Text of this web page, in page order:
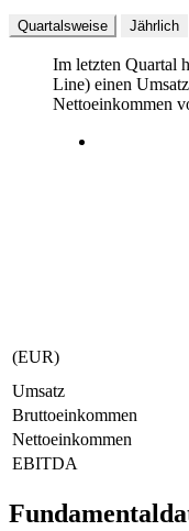
Quartalsweise Jährlich
Im letzten Quartal
Line) einen
Nettoeinkommen
(EUR)
Umsatz
Bruttoeinkommen
Nettoeinkommen
EBITDA